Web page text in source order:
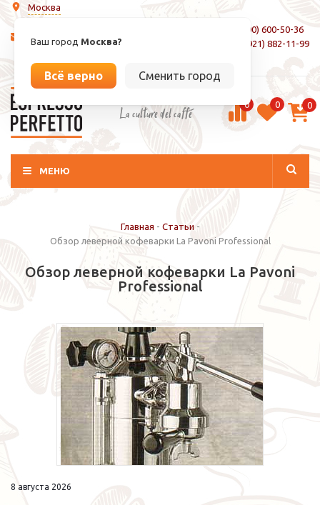
Москва
Ваш город Москва?
Всё верно Сменить город
info@espressoperfetto.ru
8 (800) 600-50-36
+7 (921) 882-11-99
La culture del caffé 0 0 0
МЕНЮ
Главная - Статьи-
Обзор леверной кофеварки La Pavoni Professional
Обзор леверной кофеварки La Pavoni
Professional
8 августа 2026